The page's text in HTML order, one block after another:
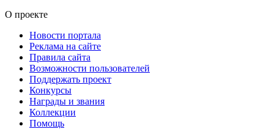
О проекте
Новости портала
Реклама на сайте
Правила сайта
Возможности пользователей
Поддержать проект
Конкурсы
Награды и звания
Коллекции
Помощь